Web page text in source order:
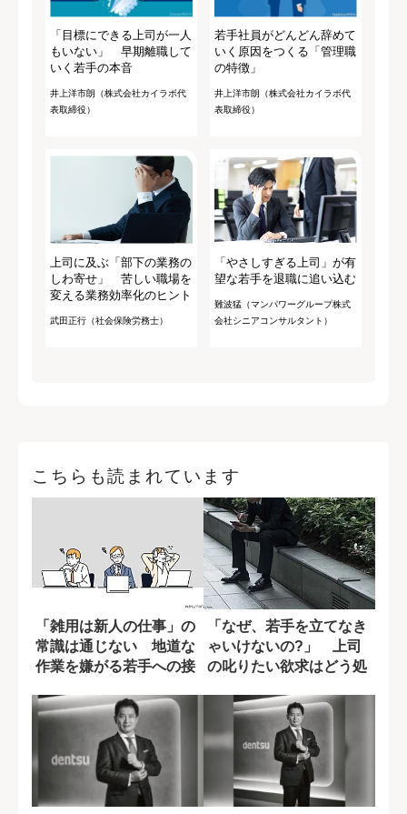
「目標にできる上司が一人
もいない」 早期離職して
いく若手の本音
井上洋市朗（株式会社カイラボ代
表取締役）
若手社員がどんどん辞めて
いく原因をつくる「管理職
の特徴」
井上洋市朗（株式会社カイラボ代
表取締役）
上司に及ぶ「部下の業務の
しわ寄せ」 苦しい職場を
変える業務効率化のヒント
武田正行（社会保険労務士）
「やさしすぎる上司」が有
望な若手を退職に追い込む
難波猛（マンパワーグループ株式
会社シニアコンサルタント）
こちらも読まれています
「雑用は新人の仕事」の
常識は通じない 地道な
作業を嫌がる若手への接
「なぜ、若手を立てなき
ゃいけないの?」 上司
の叱りたい欲求はどう処